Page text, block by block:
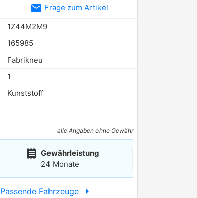
email Frage zum Artikel
1Z44M2M9
165985
Fabrikneu
1
Kunststoff
alle Angaben ohne Gewähr
receipt Gewährleistung
24 Monate
Passende Fahrzeuge arrow_right